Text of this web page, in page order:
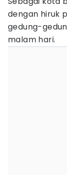
dengan hiruk
gedung-
malam hari.